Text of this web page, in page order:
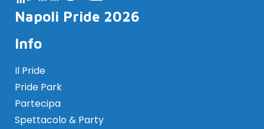
Napoli Pride 2026
Info
Il Pride
Pride Park
Partecipa
Spettacolo & Party